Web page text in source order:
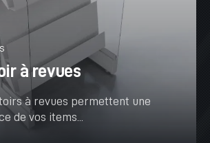
à revues
à revues permettent une
de vos items...